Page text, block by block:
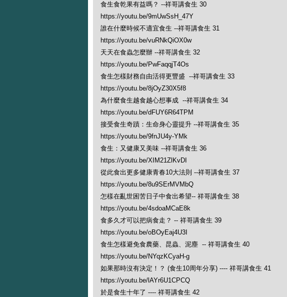
食生食乾果有益嗎？ --祥哥講食生 30
https://youtu.be/9mUwSsH_47Y
誰在什麼時候不適宜食生 --祥哥講食生 31
https://youtu.be/vuRNkQiOX0w
天天在食蟲怎麼辦 --祥哥講食生 32
https://youtu.be/PwFaqqjT4Os
食生怎樣財務自由活得更豐盛 --祥哥講食生 33
https://youtu.be/8jOyZ30X5f8
為什麼食生越食越心想事成 --祥哥講食生 34
https://youtu.be/dFUY6R64TPM
接受食生奇蹟：生命身心靈提升 --祥哥講食生 35
https://youtu.be/9fnJU4y-YMk
食生：又健康又美味 --祥哥講食生 36
https://youtu.be/XIM21ZlKvDI
從此食出更多健康青春10大法則 --祥哥講食生 37
https://youtu.be/8u9SErMVMbQ
怎樣在亂世困苦日子中食出希望-- 祥哥講食生 38
https://youtu.be/4sdoaMCaE8k
食多久才可以把病食走？ -- 祥哥講食生 39
https://youtu.be/oBOyEaj4U3I
食生怎樣避免食農藥、昆蟲、泥塵 -- 祥哥講食生 40
https://youtu.be/NYqzKCyaH-g
如果那時沒有決定！？ (食生10周年分享) ---- 祥哥講食生 41
https://youtu.be/lAYr6U1CPCQ
於是食生十年了 ---- 祥哥講食生 42